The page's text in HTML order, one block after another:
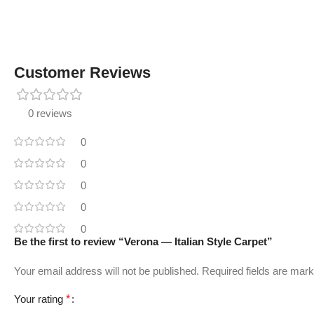
Customer Reviews
0 reviews
0
0
0
0
0
Be the first to review “Verona — Italian Style Carpet”
Your email address will not be published. Required fields are
Your rating *